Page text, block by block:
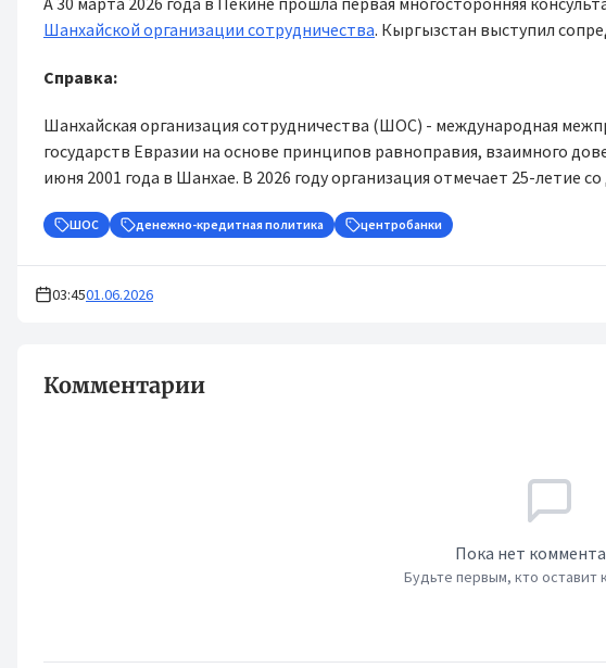
Шанхайской организации сотрудничества. Кыргызстан выступил
Справка:
Шанхайская организация сотрудничества (ШОС) - международная
государств Евразии на основе принципов равноправия, взаимного
июня 2001 года в Шанхае. В 2026 году организация отмечает 25-летие со
ШОС денежно-кредитная политика центробанки
03:4501.06.2026
Комментарии
Пока нет
Будьте первым, кто оставит